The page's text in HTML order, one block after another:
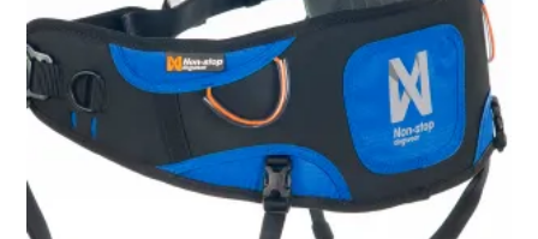
Alternativene
velges
produktsiden